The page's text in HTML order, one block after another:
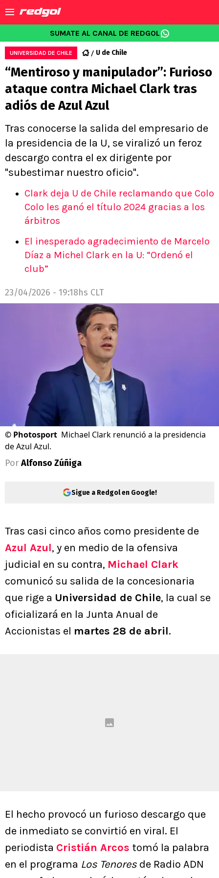
SUMATE AL CANAL DE REDGOL
UNIVERSIDAD DE CHILE U de Chile
“Mentiroso y manipulador”: Furioso
ataque contra Michael Clark tras
adiós de Azul Azul
Tras conocerse la salida del empresario de
la presidencia de la U, se viralizó un feroz
descargo contra el ex dirigente por
"subestimar nuestro oficio".
Clark deja U de Chile reclamando que Colo
Colo les ganó el título 2024 gracias a los
árbitros
El inesperado agradecimiento de Marcelo
Díaz a Michel Clark en la U: “Ordenó el
club”
23/04/2026 - 19:18hs CLT
© Photosport Michael Clark renunció a la presidencia
de Azul Azul.
Por Alfonso Zúñiga
Sigue a Redgol en Google!
Tras casi cinco años como presidente de
Azul Azul, y en medio de la ofensiva
judicial en su contra, Michael Clark
comunicó su salida de la concesionaria
que rige a Universidad de Chile, la cual se
oficializará en la Junta Anual de
Accionistas el martes 28 de abril.
El hecho provocó un furioso descargo que
de inmediato se convirtió en viral. El
periodista Cristián Arcos tomó la palabra
en el programa Los Tenores de Radio ADN